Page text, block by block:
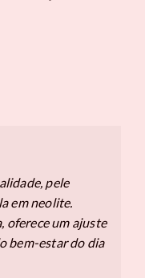
pele
em neolite.
oferece um ajuste
bem-estar do dia